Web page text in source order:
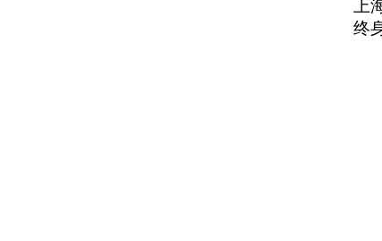
上
终